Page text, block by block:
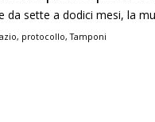
da sette a dodici mesi, la
, protocollo,Tamponi